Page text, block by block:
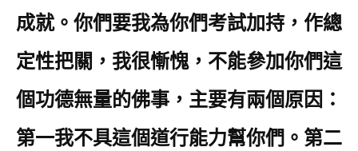
成就。你們要我為你們考試加持，作總
定性把關，我很慚愧，不能參加你們這
個功德無量的佛事，主要有兩個原因：
第一我不具這個道行能力幫你們。第二